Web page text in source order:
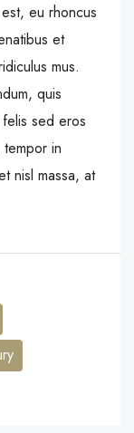
eu rhoncus
et
mus.
quis
sed eros
in
nisl massa, at